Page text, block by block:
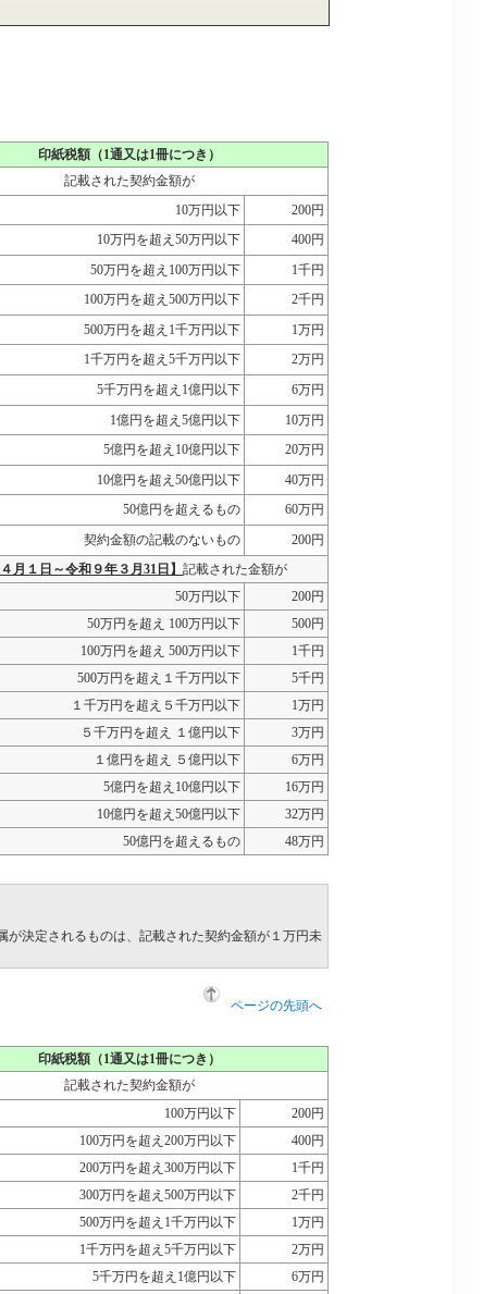
印紙税額（1通又は1冊につき）
記載された契約金額が
10万円以下
200円
10万円を超え50万円以下
400円
50万円を超え100万円以下
1千円
100万円を超え500万円以下
2千円
500万円を超え1千万円以下
1万円
1千万円を超え5千万円以下
2万円
5千万円を超え1億円以下
6万円
1億円を超え5億円以下
10万円
5億円を超え10億円以下
20万円
10億円を超え50億円以下
40万円
50億円を超えるもの
60万円
契約金額の記載のないもの
200円
４月１日～令和９年３月31日】記載された金額が
50万円以下
200円
50万円を超え 100万円以下
500円
100万円を超え 500万円以下
1千円
500万円を超え１千万円以下
5千円
１千万円を超え５千万円以下
1万円
５千万円を超え １億円以下
3万円
１億円を超え ５億円以下
6万円
5億円を超え10億円以下
16万円
10億円を超え50億円以下
32万円
50億円を超えるもの
48万円
が決定されるものは、記載された契約金額が１万円未
ページの先頭へ
印紙税額（1通又は1冊につき）
記載された契約金額が
100万円以下
200円
100万円を超え200万円以下
400円
200万円を超え300万円以下
1千円
300万円を超え500万円以下
2千円
500万円を超え1千万円以下
1万円
1千万円を超え5千万円以下
2万円
5千万円を超え1億円以下
6万円